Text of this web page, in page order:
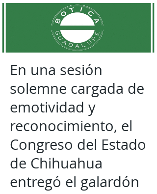
En una sesión
solemne cargada de
emotividad y
reconocimiento, el
Congreso del Estado
de Chihuahua
entregó el galardón